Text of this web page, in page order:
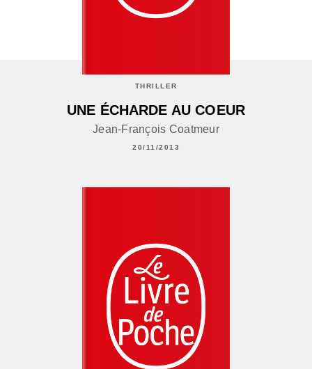
THRILLER
UNE ÉCHARDE AU COEUR
Jean-François Coatmeur
20/11/2013